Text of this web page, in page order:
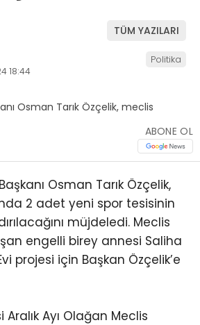
TÜM YAZILARI
18:44
Politika
ABONE OL
Osman Tarık Özçelik,
2 adet yeni spor tesisinin
müjdeledi. Meclis
engelli birey annesi Saliha
projesi için Başkan Özçelik’e
Ayı Olağan Meclis